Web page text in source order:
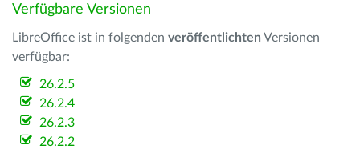
Verfügbare Versionen
LibreOffice ist in folgenden veröffentlichten Versionen
verfügbar:
26.2.5
26.2.4
26.2.3
26.2.2